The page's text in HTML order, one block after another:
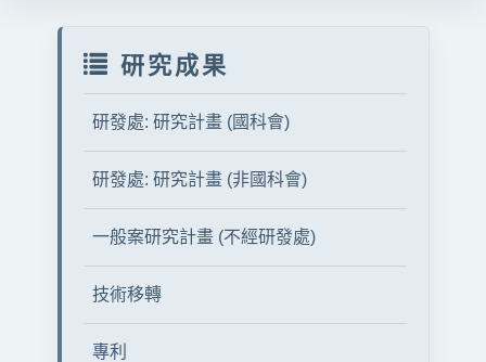
研究成果
研發處: 研究計畫 (國科會)
研發處: 研究計畫 (非國科會)
一般案研究計畫 (不經研發處)
技術移轉
專利